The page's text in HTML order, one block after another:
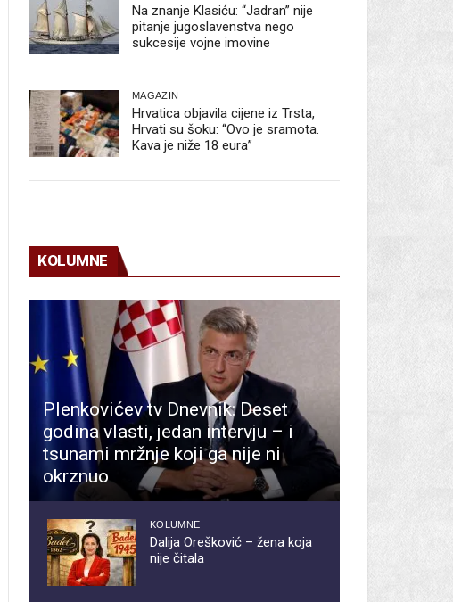
Na znanje Klasiću: “Jadran” nije
pitanje jugoslavenstva nego
sukcesije vojne imovine
MAGAZIN
Hrvatica objavila cijene iz Trsta,
Hrvati su šoku: “Ovo je sramota.
Kava je niže 18 eura”
KOLUMNE
Plenkovićev tv Dnevnik: Deset
godina vlasti, jedan intervju – i
tsunami mržnje koji ga nije ni
okrznuo
KOLUMNE
Dalija Orešković – žena koja
nije čitala